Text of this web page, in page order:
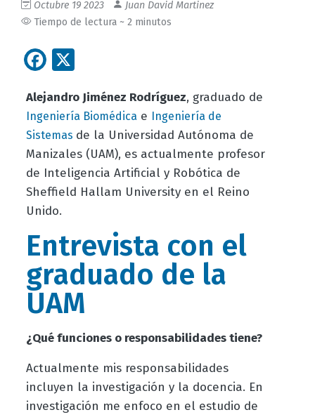
Octubre 19 2023
Juan David Martinez
Tiempo de lectura ~ 2 minutos
Facebook
Alejandro Jiménez Rodríguez, graduado de
Ingeniería Biomédicae Ingeniería de
Sistemas de la Universidad Autónoma de
Manizales (UAM), es actualmente profesor
de Inteligencia Artificial y Robótica de
Sheffield Hallam University en el Reino
Unido.
Entrevista con el
graduado de la
UAM
¿Qué funciones o responsabilidades tiene?
Actualmente mis responsabilidades
incluyen la investigación y la docencia. En
investigación me enfoco en el estudio de